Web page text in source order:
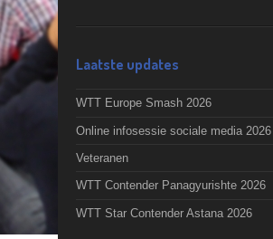
Laatste updates
WTT Europe Smash 2026
Online infosessie sociale media 2026
Veteranen
WTT Contender Panagyurishte 2026
WTT Star Contender Astana 2026